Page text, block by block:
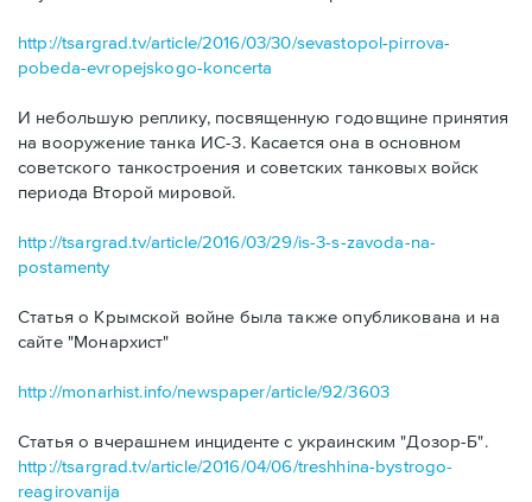
http://tsargrad.tv/article/2016/03/30/sevastopol-pirrova-
pobeda-evropejskogo-koncerta
И небольшую реплику, посвященную годовщине принятия
на вооружение танка ИС-3. Касается она в основном
советского танкостроения и советских танковых войск
периода Второй мировой.
http://tsargrad.tv/article/2016/03/29/is-3-s-zavoda-na-
postamenty
Статья о Крымской войне была также опубликована и на
сайте "Монархист"
http://monarhist.info/newspaper/article/92/3603
Статья о вчерашнем инциденте с украинским "Дозор-Б".
http://tsargrad.tv/article/2016/04/06/treshhina-bystrogo-
reagirovanija